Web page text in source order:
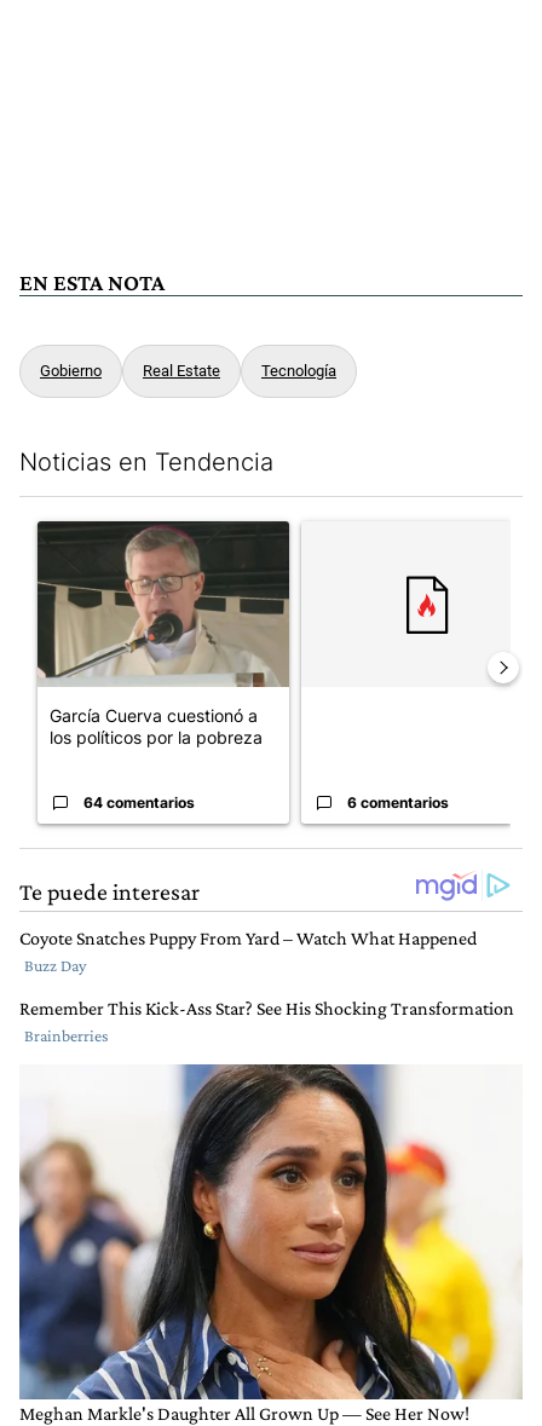
EN ESTA NOTA
Gobierno Real Estate Tecnología
Noticias en Tendencia
Un artículo de tendencia con el título "García Cuerva
García Cuerva cuestionó a
los políticos por la pobreza
64 comentarios 6 comentarios